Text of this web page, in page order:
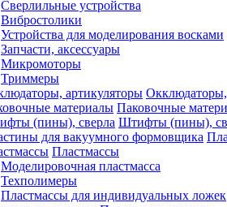
Сверлильные устройства
Вибростолики
Устройства для моделирования восками
Запчасти, аксессуары
Микромоторы
Триммеры
Паковочные
Штифты (пины),
Пластмассы
Моделировочная пластмасса
Техполимеры
Пластмассы для индивидуальных ложек